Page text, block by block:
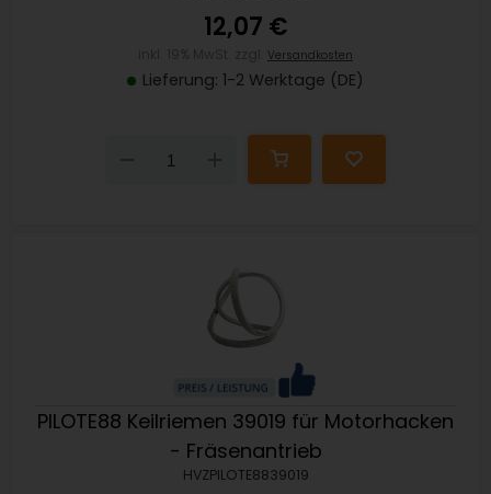
12,07 €
Versandkosten
Lieferung: 1-2 Werktage (DE)
Down
PILOTE88 Keilriemen 39019 für Motorhacken
- Fräsenantrieb
HVZPILOTE8839019